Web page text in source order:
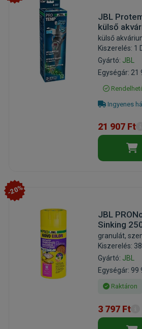
JBL
külső
külső
Kiszerelés: 1
Gyártó: JBL
Egységár: 21
Ingyenes
21 907 Ft
-20%
JBL
Sinking
granulát,
Kiszerelés:
Gyártó: JBL
Egységár: 99
Raktáron
3 797 Ft